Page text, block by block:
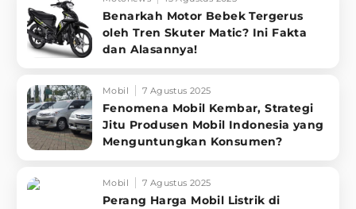
Benarkah Motor Bebek Tergerus
oleh Tren Skuter Matic? Ini Fakta
dan Alasannya!
Mobil 7 Agustus 2025
Fenomena Mobil Kembar, Strategi
Jitu Produsen Mobil Indonesia yang
Menguntungkan Konsumen?
Mobil 7 Agustus 2025
Perang Harga Mobil Listrik di